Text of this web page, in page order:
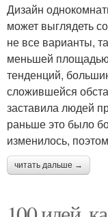
Дизайн
может выглядеть
не все варианты,
меньшей
тенденций,
сложившейся
заставила людей
раньше это было
изменилось,
читать дальше →